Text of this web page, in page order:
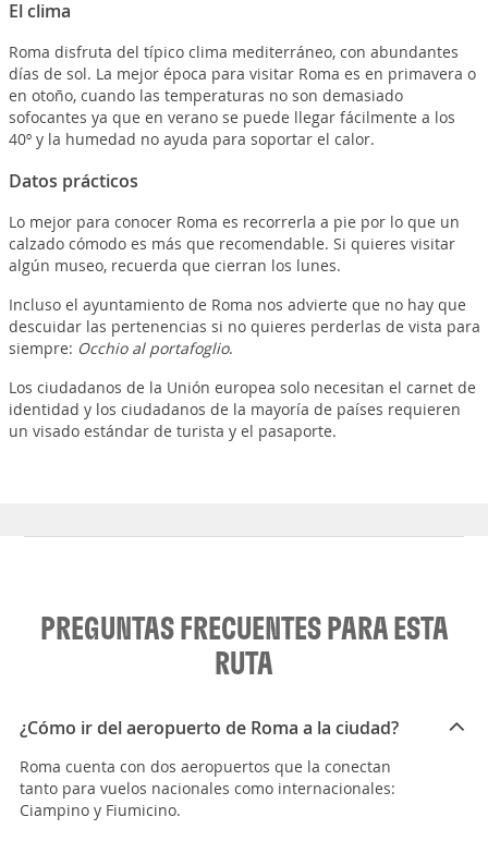
El clima
Roma disfruta del típico clima mediterráneo, con abundantes
días de sol. La mejor época para visitar Roma es en primavera o
en otoño, cuando las temperaturas no son demasiado
sofocantes ya que en verano se puede llegar fácilmente a los
40º y la humedad no ayuda para soportar el calor.
Datos prácticos
Lo mejor para conocer Roma es recorrerla a pie por lo que un
calzado cómodo es más que recomendable. Si quieres visitar
algún museo, recuerda que cierran los lunes.
Incluso el ayuntamiento de Roma nos advierte que no hay que
descuidar las pertenencias si no quieres perderlas de vista para
siempre: Occhio al portafoglio.
Los ciudadanos de la Unión europea solo necesitan el carnet de
identidad y los ciudadanos de la mayoría de países requieren
un visado estándar de turista y el pasaporte.
PREGUNTAS FRECUENTES PARA ESTA
RUTA
¿Cómo ir del aeropuerto de Roma a la ciudad?
Roma cuenta con dos aeropuertos que la conectan
tanto para vuelos nacionales como internacionales:
Ciampino y Fiumicino.